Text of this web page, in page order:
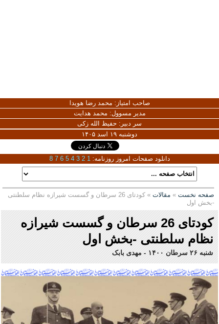
صاحب امتیاز: محمد رضا هویدا
مدیر مسوول: محمد هدایت
سر دبیر: حفیظ الله زکی
دوشنبه ۱۹ اسد ۱۴۰۵
دانلود صفحات امروز روزنامه: 1
2
3
4
5
6
7
8
صفحه نخست » مقالات
» کودتای 26 سرطان و گسست شیرازه نظام سلطنتی
-بخش اول
کودتای 26 سرطان و گسست شیرازه
نظام سلطنتی -بخش اول
شنبه ۲۶ سرطان ۱۴۰۰ - مهدی بابک